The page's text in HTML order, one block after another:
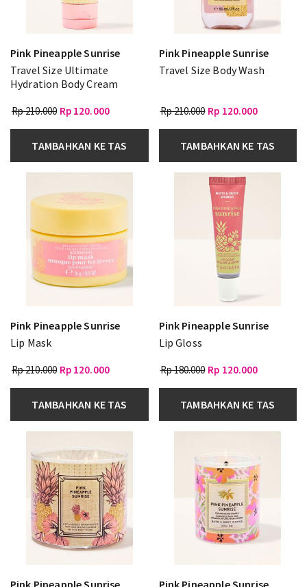
Pink Pineapple Sunrise
Travel Size Ultimate
Hydration Body Cream
Rp 210.000 Rp 120.000
TAMBAHKAN KE TAS
Pink Pineapple Sunrise
Travel Size Body Wash
Rp 210.000 Rp 120.000
TAMBAHKAN KE TAS
Pink Pineapple Sunrise
Lip Mask
Rp 210.000 Rp 120.000
TAMBAHKAN KE TAS
Pink Pineapple Sunrise
Lip Gloss
Rp 180.000 Rp 120.000
TAMBAHKAN KE TAS
Pink Pineapple Sunrise
Pink Pineapple Sunrise